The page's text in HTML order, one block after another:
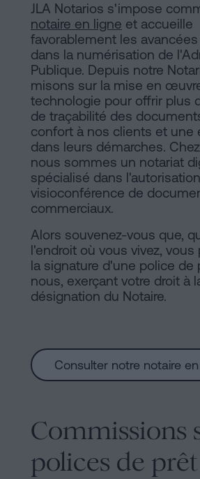
JLA Notarios s'impose
notaire en ligne et accueille
favorablement les
dans la numérisation de
Publique. Depuis notre
misons sur la mise en
technologie pour offrir plus
de traçabilité des
confort à nos clients et une
dans leurs démarches.
nous sommes un notariat
spécialisé dans
visioconférence de
commerciaux.
Alors souvenez-vous que,
l'endroit où vous vivez, vous
la signature d'une police de
nous, exerçant votre droit à
désignation du Notaire.
Consulter notre notaire
Commissions
polices de prêt